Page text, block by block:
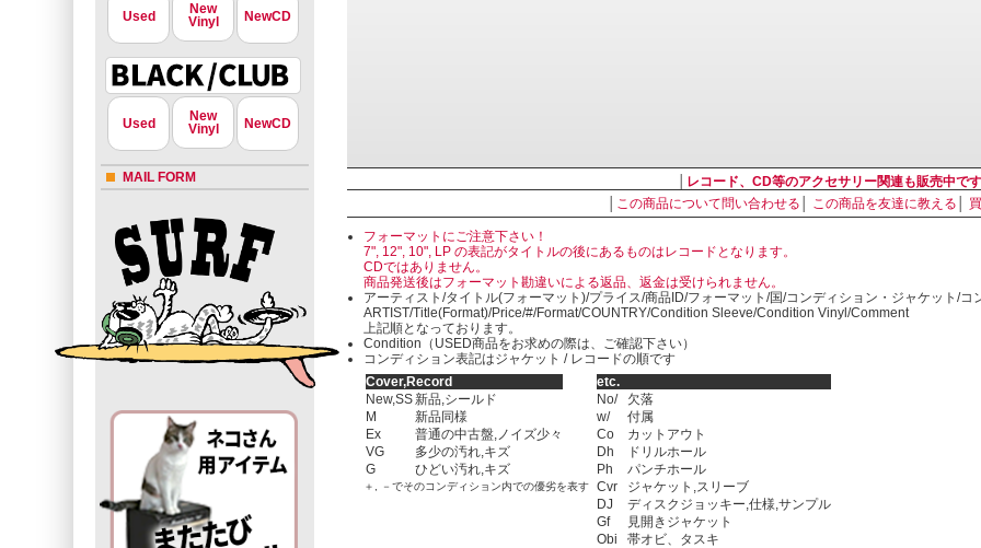
Used
New
Vinyl
NewCD
Used
New
Vinyl
NewCD
MAIL FORM レコード、CD等のアクセサリー関連も販売中です
この商品について問い合わせる この商品を友達に教える
フォーマットにご注意下さい！
7", 12", 10", LP の表記がタイトルの後にあるものはレコードとなります。
CDではありません。
商品発送後はフォーマット勘違いによる返品、返金は受けられません。
アーティスト/タイトル(フォーマット)/プライス/商品ID/フォーマット/国/コンディション・ジャケット/コ
ARTIST/Title(Format)/Price/#/Format/COUNTRY/Condition Sleeve/Condition Vinyl/Comment
上記順となっております。
Condition（USED商品をお求めの際は、ご確認下さい）
コンディション表記はジャケット / レコードの順です
Cover,Record
New,SS新品,シールド
M
新品同様
Ex
普通の中古盤,ノイズ少々
VG
多少の汚れ,キズ
G
ひどい汚れ,キズ
＋, －でそのコンディション内での優劣を表す
etc.
No/
欠落
w/
付属
Co
カットアウト
Dh
ドリルホール
Ph
パンチホール
Cvr
ジャケット,スリーブ
DJ
ディスクジョッキー,仕様,サンプル
Gf
見開きジャケット
Obi
帯オビ、タスキ